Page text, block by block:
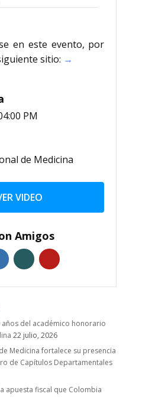
en este evento, por
sitio: →
PM
de Medicina
VIDEO
Amigos
del académico honorario
22 julio, 2026
Medicina fortalece su presencia
de Capítulos Departamentales
apuesta fiscal que Colombia